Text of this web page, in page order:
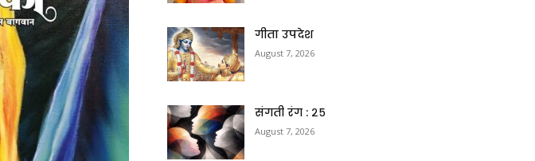
गीता उपदेश
August 7, 2026
संगती रंग : २५
August 7, 2026